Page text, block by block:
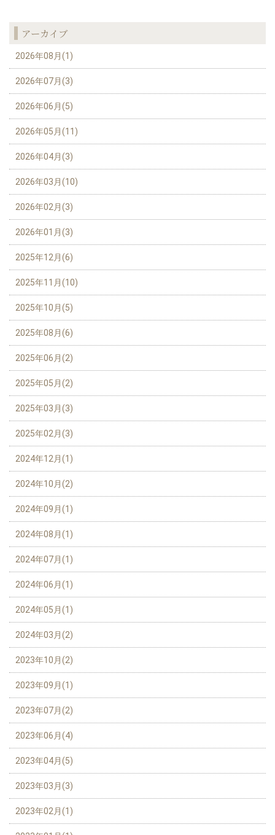
アーカイブ
2026年08月(1)
2026年07月(3)
2026年06月(5)
2026年05月(11)
2026年04月(3)
2026年03月(10)
2026年02月(3)
2026年01月(3)
2025年12月(6)
2025年11月(10)
2025年10月(5)
2025年08月(6)
2025年06月(2)
2025年05月(2)
2025年03月(3)
2025年02月(3)
2024年12月(1)
2024年10月(2)
2024年09月(1)
2024年08月(1)
2024年07月(1)
2024年06月(1)
2024年05月(1)
2024年03月(2)
2023年10月(2)
2023年09月(1)
2023年07月(2)
2023年06月(4)
2023年04月(5)
2023年03月(3)
2023年02月(1)